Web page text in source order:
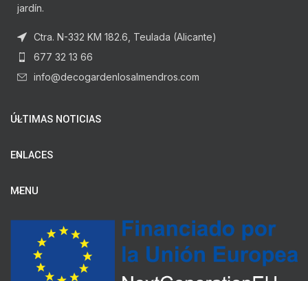
jardín.
Ctra. N-332 KM 182.6, Teulada (Alicante)
677 32 13 66
info@decogardenlosalmendros.com
ÚLTIMAS NOTICIAS
ENLACES
MENU